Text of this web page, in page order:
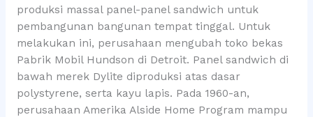
produksi massal panel-panel sandwich untuk
pembangunan bangunan tempat tinggal. Untuk
melakukan ini, perusahaan mengubah toko bekas
Pabrik Mobil Hundson di Detroit. Panel sandwich di
bawah merek Dylite diproduksi atas dasar
polystyrene, serta kayu lapis. Pada 1960-an,
perusahaan Amerika Alside Home Program mampu